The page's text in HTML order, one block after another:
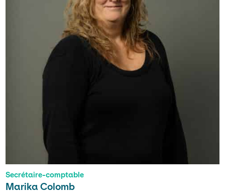
Secrétaire-comptable
Marika Colomb